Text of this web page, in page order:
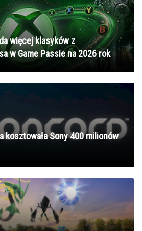
więcej klasyków z
w Game Passie na 2026 rok
kosztowała Sony 400 milionów